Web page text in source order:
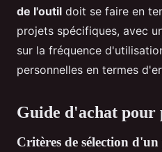
de l'outil doit se faire en
projets spécifiques, avec
sur la fréquence
personnelles en termes
Guide d'achat
Critères de sélection